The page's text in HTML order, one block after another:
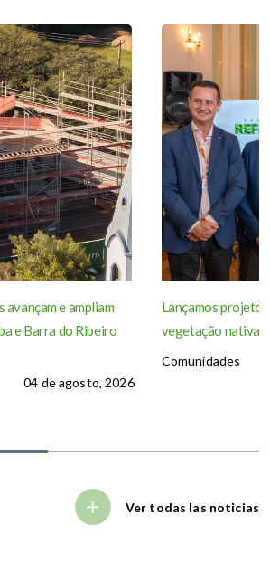
e ampliam
e Barra do Ribeiro
04 de agosto, 2026
Lançamos projeto
vegetação nativa
Comunidades
Ver todas las noticias